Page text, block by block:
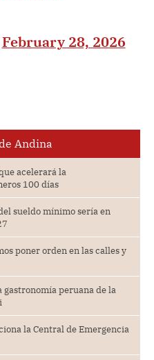
February 28, 2026
Andina
acelerará la
100 días
sueldo mínimo sería en
poner orden en las calles y
peruana de la
la Central de Emergencia